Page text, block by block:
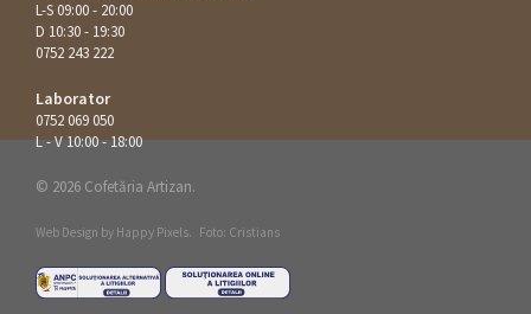
L-S 09:00 - 20:00
D 10:30 - 19:30
0752 243 222
Laborator
0752 069 050
L - V 10:00 - 18:00
© 2026 Cofetăria Artizan.
Web Design by Happy Pixels. Foto: Cristians